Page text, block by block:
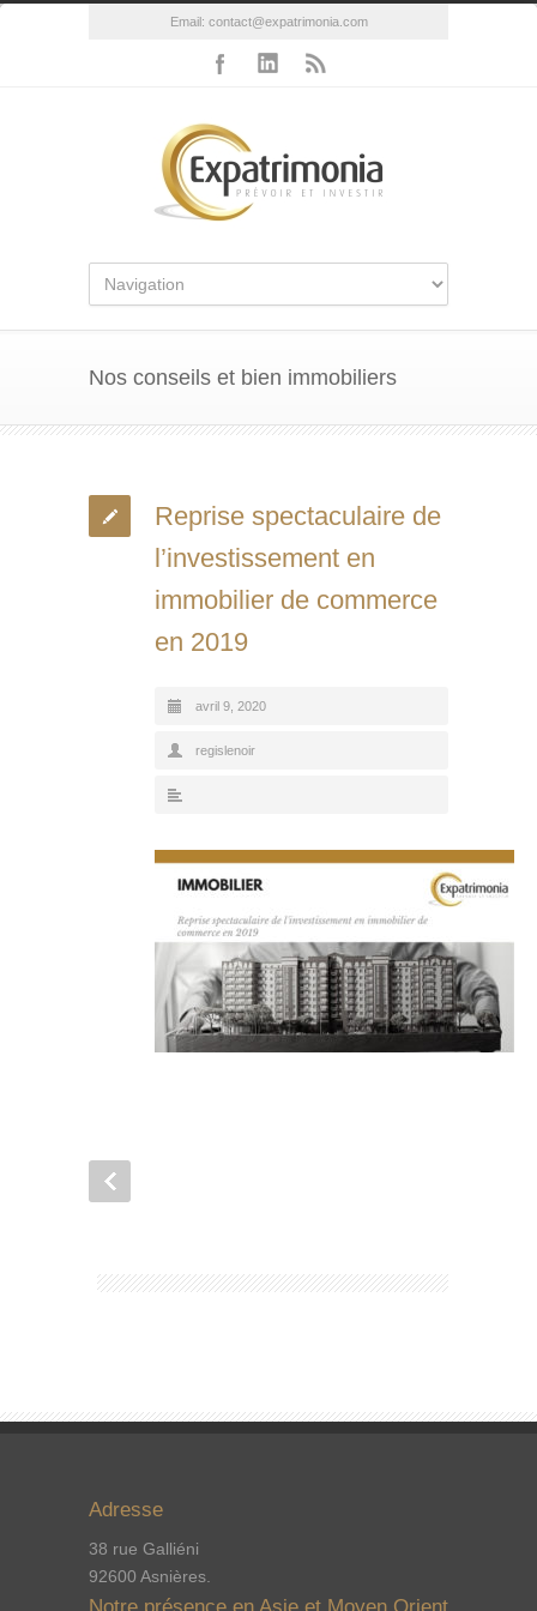
Email: contact@expatrimonia.com
Nos conseils et bien immobiliers
Reprise spectaculaire de
l’investissement en
immobilier de commerce
en 2019
avril 9, 2020
regislenoir
Adresse
38 rue Galliéni
92600 Asnières.